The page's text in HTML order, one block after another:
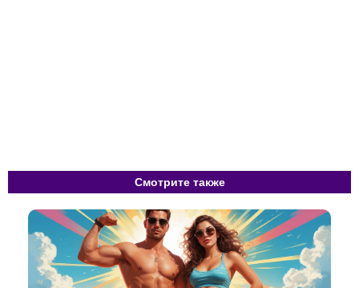
Смотрите также